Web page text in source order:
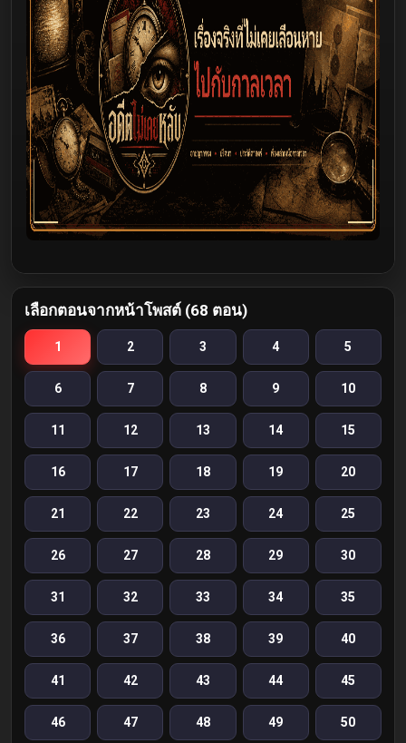
เลือกตอนจากหน้าโพสต์ (68 ตอน)
1 2 3 4 5
6 7 8 9 10
11 12 13 14 15
16 17 18 19 20
21 22 23 24 25
26 27 28 29 30
31 32 33 34 35
36 37 38 39 40
41 42 43 44 45
46 47 48 49 50